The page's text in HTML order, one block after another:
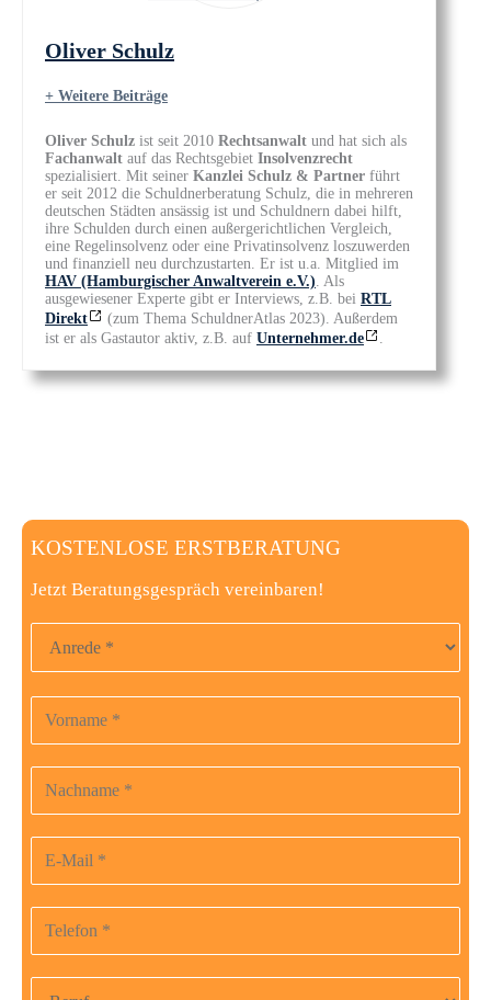
Oliver Schulz
+ Weitere Beiträge
Oliver Schulz ist seit 2010 Rechtsanwalt und hat sich als
Fachanwalt auf das Rechtsgebiet Insolvenzrecht
spezialisiert. Mit seiner Kanzlei Schulz & Partner führt
er seit 2012 die Schuldnerberatung Schulz, die in mehreren
deutschen Städten ansässig ist und Schuldnern dabei hilft,
ihre Schulden durch einen außergerichtlichen Vergleich,
eine Regelinsolvenz oder eine Privatinsolvenz loszuwerden
und finanziell neu durchzustarten. Er ist u.a. Mitglied im
HAV (Hamburgischer Anwaltverein e.V.) . Als
ausgewiesener Experte gibt er Interviews, z.B. bei RTL
Direkt
(zum Thema SchuldnerAtlas 2023). Außerdem
ist er als Gastautor aktiv, z.B. auf Unternehmer.de
KOSTENLOSE ERSTBERATUNG
Jetzt Beratungsgespräch vereinbaren!
Anrede
Bitte
lasse
dieses
Feld
Vorname
Nachname
E-Mail-Adresse
Telefonnummer
Beruf